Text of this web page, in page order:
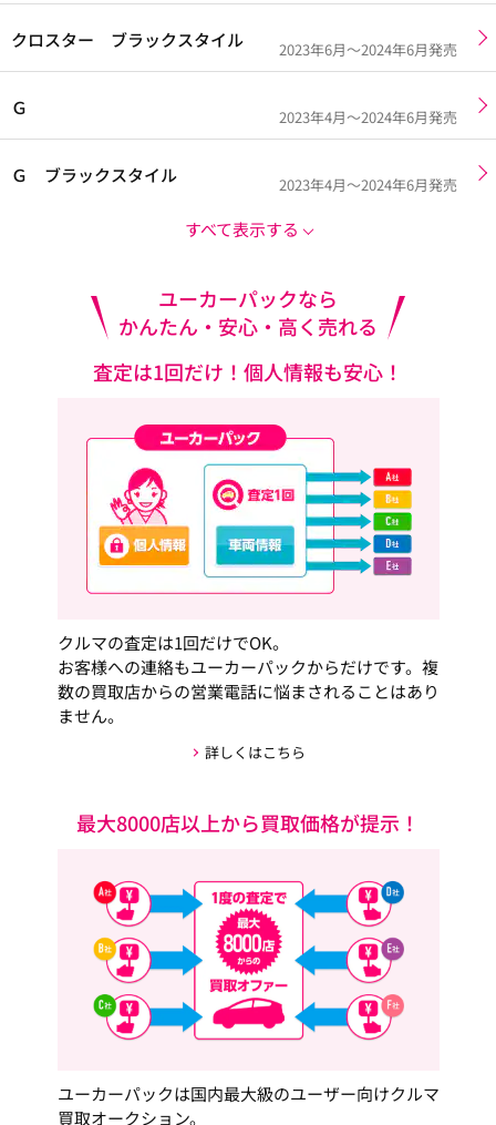
クロスター ブラックスタイル 2023年6月～2024年6月発売
Ｇ 2023年4月～2024年6月発売
Ｇ ブラックスタイル 2023年4月～2024年6月発売
すべて表示する
ユーカーパックなら
かんたん・安心・高く売れる
査定は1回だけ！個人情報も安心！
クルマの査定は1回だけでOK。
お客様への連絡もユーカーパックからだけです。複
数の買取店からの営業電話に悩まされることはあり
ません。
詳しくはこちら
最大8000店以上から買取価格が提示！
ユーカーパックは国内最大級のユーザー向けクルマ
買取オークション。